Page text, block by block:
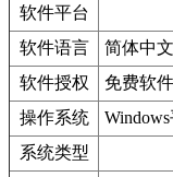
软件平台
软件语言
简体中文
软件授权
免费软件
操作系统
系统类型